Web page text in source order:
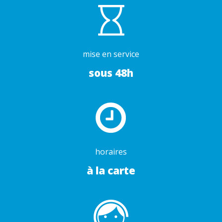
mise en service
sous 48h
horaires
à la carte